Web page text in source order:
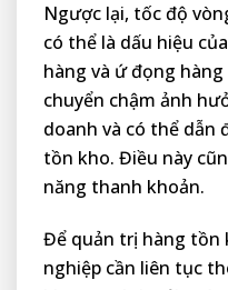
Ngược lại, tốc độ
có thể là dấu hiệu
hàng và ứ đọng
chuyển chậm ảnh
doanh và có thể dẫn
tồn kho. Điều này
năng thanh khoản.
Để quản trị hàng tồn
nghiệp cần liên tục